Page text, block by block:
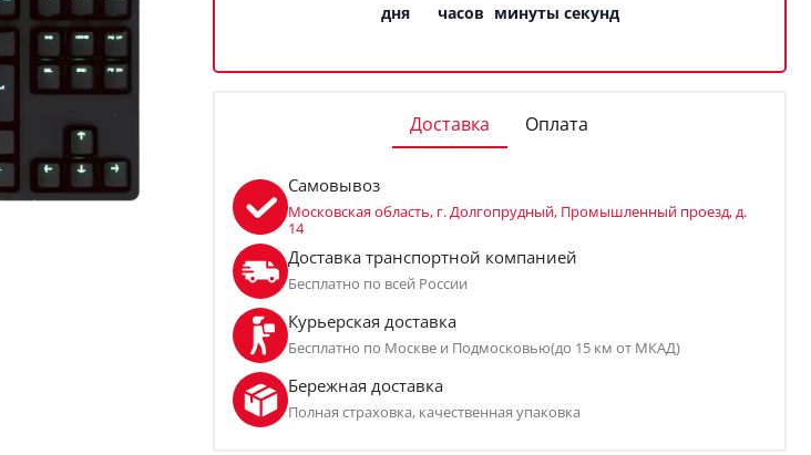
дня часов минуты секунд
Доставка Оплата
Самовывоз
Московская область, г. Долгопрудный, Промышленный проезд, д.
14
Доставка транспортной компанией
Бесплатно по всей России
Курьерская доставка
Бесплатно по Москве и Подмосковью(до 15 км от МКАД)
Бережная доставка
Полная страховка, качественная упаковка